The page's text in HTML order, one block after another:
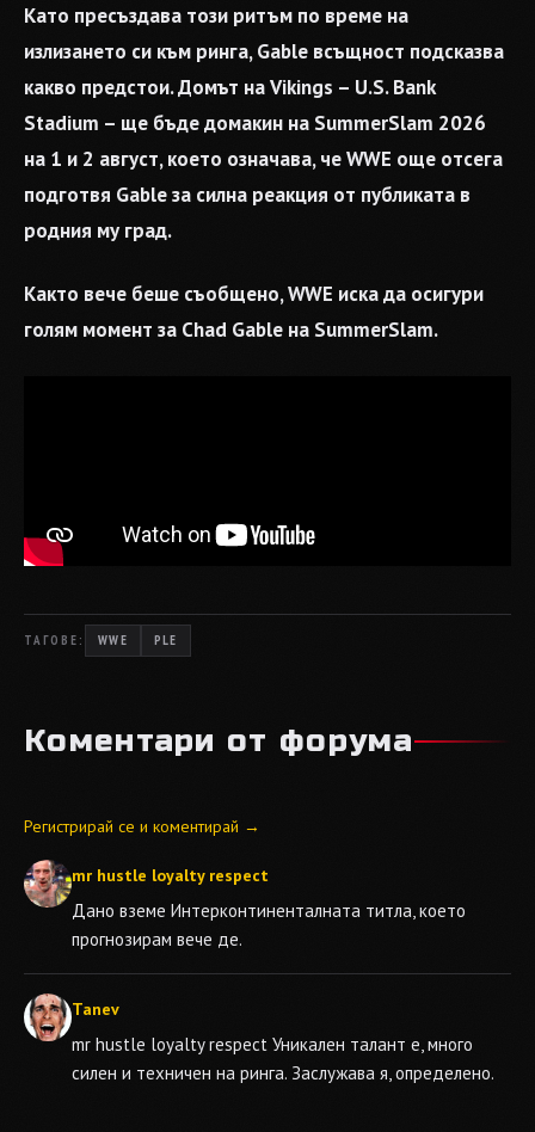
Като пресъздава този ритъм по време на
излизането си към ринга, Gable всъщност подсказва
какво предстои. Домът на Vikings – U.S. Bank
Stadium – ще бъде домакин на SummerSlam 2026
на 1 и 2 август, което означава, че WWE още отсега
подготвя Gable за силна реакция от публиката в
родния му град.
Както вече беше съобщено, WWE иска да осигури
голям момент за Chad Gable на SummerSlam.
ТАГОВЕ: WWE PLE
Коментари от форума
Регистрирай се и коментирай →
mr hustle loyalty respect
Дано вземе Интерконтиненталната титла, което
прогнозирам вече де.
Tanev
mr hustle loyalty respect Уникален талант е, много
силен и техничен на ринга. Заслужава я, определено.